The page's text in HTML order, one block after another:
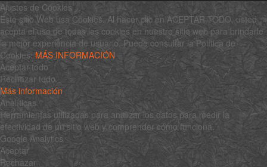
Ajustes de Cookies
Este sitio Web usa Cookies. Al hacer clic en ACEPTAR TODO, usted
acepta el uso de todas las cookies en nuestro sitio web para brindarle
la mejor experiencia de usuario. Puede consultar la Política de
Cookies:MÁS INFORMACIÓN
Aceptar todo
Rechazar todo
Más información
Analíticas
Herramientas utilizadas para analizar los datos para medir la
efectividad de un sitio web y comprender cómo funciona.
Google Analytics
Aceptar
Rechazar